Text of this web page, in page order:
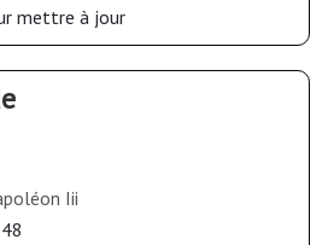
mettre à jour
Iii